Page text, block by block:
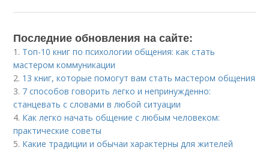
Последние обновления на сайте:
1. Топ-10 книг по психологии общения: как стать
мастером коммуникации
2. 13 книг, которые помогут вам стать мастером общения
3. 7 способов говорить легко и непринужденно:
станцевать с словами в любой ситуации
4. Как легко начать общение с любым человеком:
практические советы
5. Какие традиции и обычаи характерны для жителей